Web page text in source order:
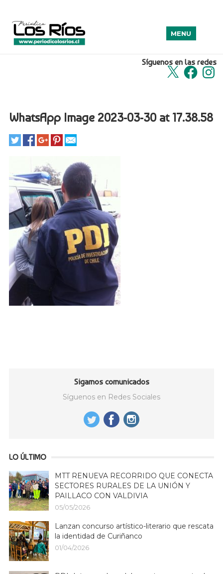
Síguenos en las redes
X Facebook
MENU
WhatsApp Image 2023-03-30 at 17.38.58
Sigamos comunicados
Síguenos en Redes Sociales
LO ÚLTIMO
MTT RENUEVA RECORRIDO QUE CONECTA
SECTORES RURALES DE LA UNIÓN Y
PAILLACO CON VALDIVIA
05/05/2026
Lanzan concurso artístico-literario que rescata
la identidad de Curiñanco
01/04/2026